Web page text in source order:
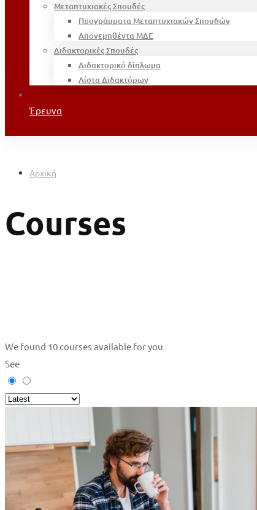
Μεταπτυχιακές Σπουδές
Προγράμματα Μεταπτυχιακών Σπουδών
Απονεμηθέντα ΜΔΕ
Διδακτορικές Σπουδές
Διδακτορικό δίπλωμα
Λίστα Διδακτόρων
Έρευνα
Αρχική
Courses
We found 10courses available for you
See